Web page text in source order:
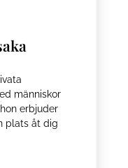
människor
erbjuder
plats åt dig